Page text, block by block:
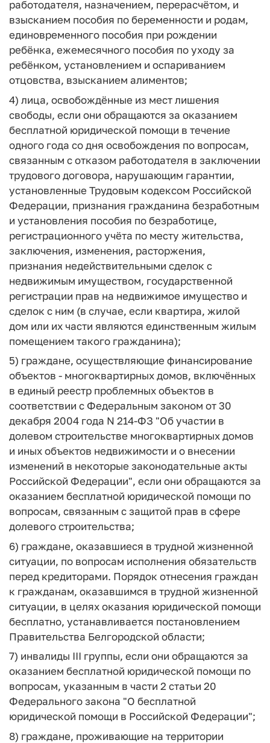
работодателя, назначением, перерасчётом, и
взысканием пособия по беременности и родам,
единовременного пособия при рождении
ребёнка, ежемесячного пособия по уходу за
ребёнком, установлением и оспариванием
отцовства, взысканием алиментов;
4) лица, освобождённые из мест лишения
свободы, если они обращаются за оказанием
бесплатной юридической помощи в течение
одного года со дня освобождения по вопросам,
связанным с отказом работодателя в заключении
трудового договора, нарушающим гарантии,
установленные Трудовым кодексом Российской
Федерации, признания гражданина безработным
и установления пособия по безработице,
регистрационного учёта по месту жительства,
заключения, изменения, расторжения,
признания недействительными сделок с
недвижимым имуществом, государственной
регистрации прав на недвижимое имущество и
сделок с ним (в случае, если квартира, жилой
дом или их части являются единственным жилым
помещением такого гражданина);
5) граждане, осуществляющие финансирование
объектов - многоквартирных домов, включённых
в единый реестр проблемных объектов в
соответствии с Федеральным законом от 30
декабря 2004 года N 214-ФЗ "Об участии в
долевом строительстве многоквартирных домов
и иных объектов недвижимости и о внесении
изменений в некоторые законодательные акты
Российской Федерации", если они обращаются за
оказанием бесплатной юридической помощи по
вопросам, связанным с защитой прав в сфере
долевого строительства;
6) граждане, оказавшиеся в трудной жизненной
ситуации, по вопросам исполнения обязательств
перед кредиторами. Порядок отнесения граждан
к гражданам, оказавшимся в трудной жизненной
ситуации, в целях оказания юридической помощи
бесплатно, устанавливается постановлением
Правительства Белгородской области;
7) инвалиды III группы, если они обращаются за
оказанием бесплатной юридической помощи по
вопросам, указанным в части 2 статьи 20
Федерального закона "О бесплатной
юридической помощи в Российской Федерации";
8) граждане, проживающие на территории